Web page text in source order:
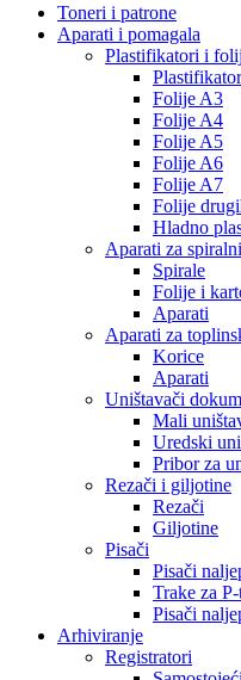
Toneri i patrone
Aparati i pomagala
Plastifikatori i
Folije A3
Folije A4
Folije A5
Folije A6
Folije A7
Folije
Hladno
Aparati za
Spirale
Folije i
Aparati
Aparati za
Korice
Aparati
Uništavači
Mali
Uredski
Pribor za
Rezači i giljotine
Rezači
Giljotine
Pisači
Pisači
Trake za
Pisači
Arhiviranje
Registratori